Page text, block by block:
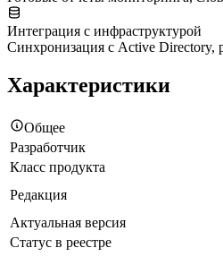
Интеграция с инфраструктурой
Синхронизация с Active Directory,
Характеристики
Общее
Разработчик
Класс продукта
Редакция
Актуальная версия
Статус в реестре